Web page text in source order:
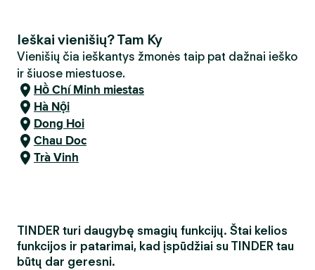
Ieškai vienišių? Tam Ky
Vienišių čia ieškantys žmonės taip pat dažnai ieško
ir šiuose miestuose.
Hồ Chí Minh miestas
Hà Nội
Dong Hoi
Chau Doc
Trà Vinh
TINDER turi daugybę smagių funkcijų. Štai kelios
funkcijos ir patarimai, kad įspūdžiai su TINDER tau
būtų dar geresni.